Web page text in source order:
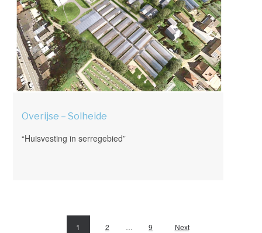
Overijse – Solheide
“Huisvesting in serregebied”
1 2 … 9 Next